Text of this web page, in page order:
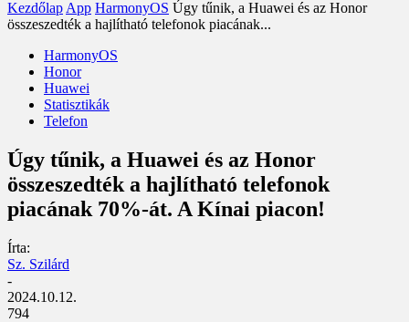
Kezdőlap App HarmonyOS Úgy tűnik, a Huawei és az Honor
összeszedték a hajlítható telefonok piacának...
HarmonyOS
Honor
Huawei
Statisztikák
Telefon
Úgy tűnik, a Huawei és az Honor
összeszedték a hajlítható telefonok
piacának 70%-át. A Kínai piacon!
Írta:
Sz. Szilárd
-
2024.10.12.
794